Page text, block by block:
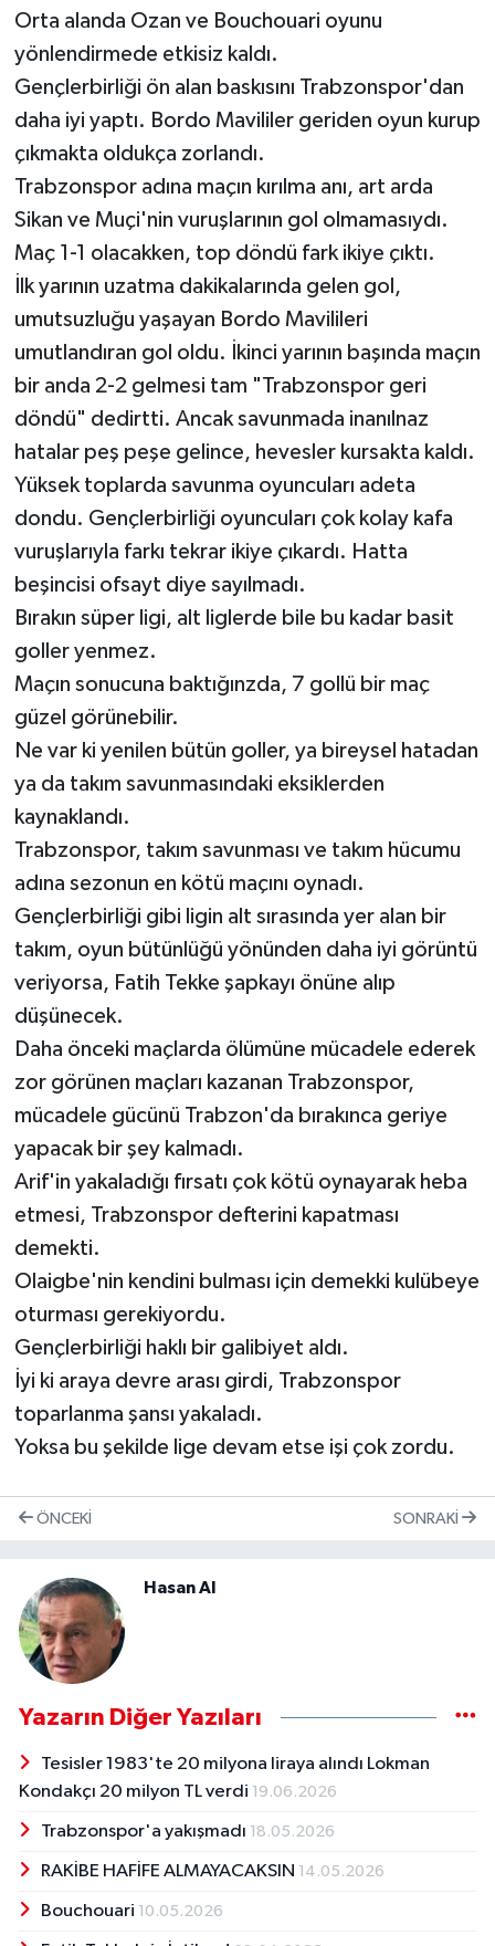
Orta alanda Ozan ve Bouchouari oyunu
yönlendirmede etkisiz kaldı.
Gençlerbirliği ön alan baskısını Trabzonspor'dan
daha iyi yaptı. Bordo Mavililer geriden oyun kurup
çıkmakta oldukça zorlandı.
Trabzonspor adına maçın kırılma anı, art arda
Sikan ve Muçi'nin vuruşlarının gol olmamasıydı.
Maç 1-1 olacakken, top döndü fark ikiye çıktı.
İlk yarının uzatma dakikalarında gelen gol,
umutsuzluğu yaşayan Bordo Mavilileri
umutlandıran gol oldu. İkinci yarının başında maçın
bir anda 2-2 gelmesi tam "Trabzonspor geri
döndü" dedirtti. Ancak savunmada inanılnaz
hatalar peş peşe gelince, hevesler kursakta kaldı.
Yüksek toplarda savunma oyuncuları adeta
dondu. Gençlerbirliği oyuncuları çok kolay kafa
vuruşlarıyla farkı tekrar ikiye çıkardı. Hatta
beşincisi ofsayt diye sayılmadı.
Bırakın süper ligi, alt liglerde bile bu kadar basit
goller yenmez.
Maçın sonucuna baktığınzda, 7 gollü bir maç
güzel görünebilir.
Ne var ki yenilen bütün goller, ya bireysel hatadan
ya da takım savunmasındaki eksiklerden
kaynaklandı.
Trabzonspor, takım savunması ve takım hücumu
adına sezonun en kötü maçını oynadı.
Gençlerbirliği gibi ligin alt sırasında yer alan bir
takım, oyun bütünlüğü yönünden daha iyi görüntü
veriyorsa, Fatih Tekke şapkayı önüne alıp
düşünecek.
Daha önceki maçlarda ölümüne mücadele ederek
zor görünen maçları kazanan Trabzonspor,
mücadele gücünü Trabzon'da bırakınca geriye
yapacak bir şey kalmadı.
Arif'in yakaladığı fırsatı çok kötü oynayarak heba
etmesi, Trabzonspor defterini kapatması
demekti.
Olaigbe'nin kendini bulması için demekki kulübeye
oturması gerekiyordu.
Gençlerbirliği haklı bir galibiyet aldı.
İyi ki araya devre arası girdi, Trabzonspor
toparlanma şansı yakaladı.
Yoksa bu şekilde lige devam etse işi çok zordu.
ÖNCEKI SONRAKI
Hasan Al
Yazarın Diğer Yazıları
Tesisler 1983'te 20 milyona liraya alındı Lokman
Kondakçı 20 milyon TL verdi 19.06.2026
Trabzonspor'a yakışmadı 18.05.2026
RAKİBE HAFİFE ALMAYACAKSIN 14.05.2026
Bouchouari 10.05.2026